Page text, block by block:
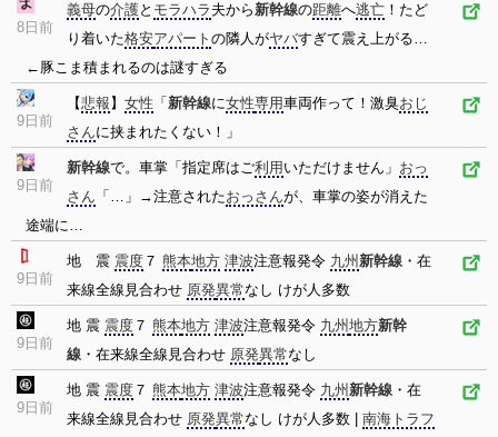
8日前
義母の介護と モラハラ 夫から新幹線の距離へ逃亡 ！たど
り着いた格安アパート の隣人がヤバすぎて震え上がる…
←豚こま積まれるのは謎すぎる
9日前
【悲報 】 女性 「 新幹線に女性専用車両作って！激臭おじ
さんに挟まれたくない！」
9日前
新幹線で。車掌「指定席はご利用 いただけません」 おっ
さん 「…」→注意されたおっさんが、車掌の姿が消えた
途端に…
9日前
地 震 震度 ７ 熊本地方 津波注意報発令 九州 新幹線 ・在
来線全線見合わせ 原発異常なし けが人多数
9日前
地 震 震度 ７ 熊本地方 津波注意報発令 九州 地方新幹
線 ・在来線全線見合わせ 原発異常なし
9日前
地 震 震度 ７ 熊本地方 津波注意報発令 九州 新幹線 ・在
来線全線見合わせ 原発異常なし けが人多数 | 南海トラフ